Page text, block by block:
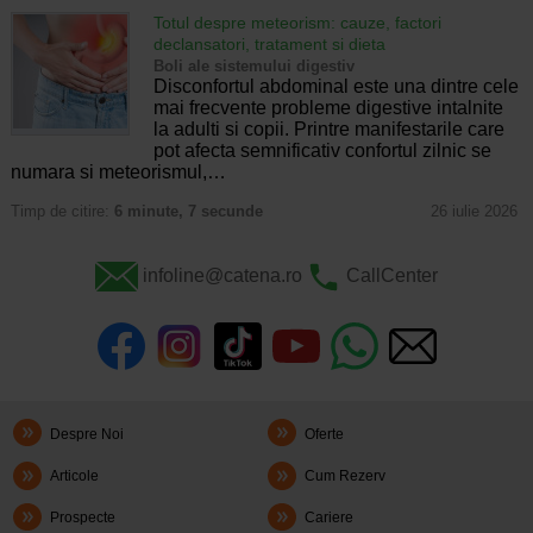
Totul despre meteorism: cauze, factori
declansatori, tratament si dieta
Boli ale sistemului digestiv
Disconfortul abdominal este una dintre cele
mai frecvente probleme digestive intalnite
la adulti si copii. Printre manifestarile care
pot afecta semnificativ confortul zilnic se
numara si meteorismul,…
Timp de citire: 6 minute, 7 secunde 26 iulie 2026
infoline@catena.ro CallCenter
Despre Noi Oferte
Articole Cum Rezerv
Prospecte Cariere